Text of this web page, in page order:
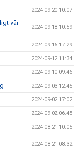
2024-09-20 10:07
vår
2024-09-18 10:59
2024-09-16 17:29
2024-09-12 11:34
2024-09-10 09:46
2024-09-03 12:45
2024-09-02 17:02
2024-09-02 06:45
2024-08-21 10:05
2024-08-21 08:32